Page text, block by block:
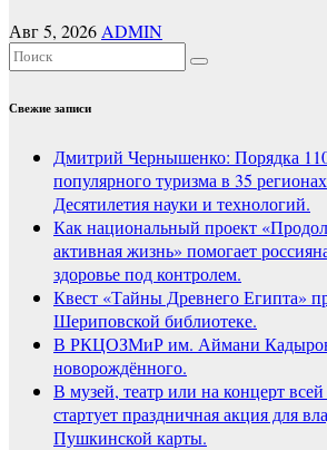
Авг 5, 2026 ADMIN
Свежие записи
Дмитрий Чернышенко: Порядка
популярного туризма в 35
Десятилетия науки и технологий.
Как национальный проект
активная жизнь» помогает
здоровье под контролем.
Квест «Тайны Древнего Египта»
Шериповской библиотеке.
В РКЦОЗМиР им. Аймани
новорождённого.
В музей, театр или на концерт
стартует праздничная акция для
Пушкинской карты.